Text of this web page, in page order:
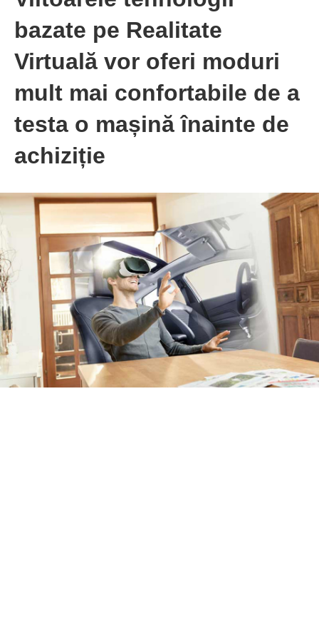
bazate pe Realitate
Virtuală vor oferi moduri
mult mai confortabile de a
testa o mașină înainte de
achiziție